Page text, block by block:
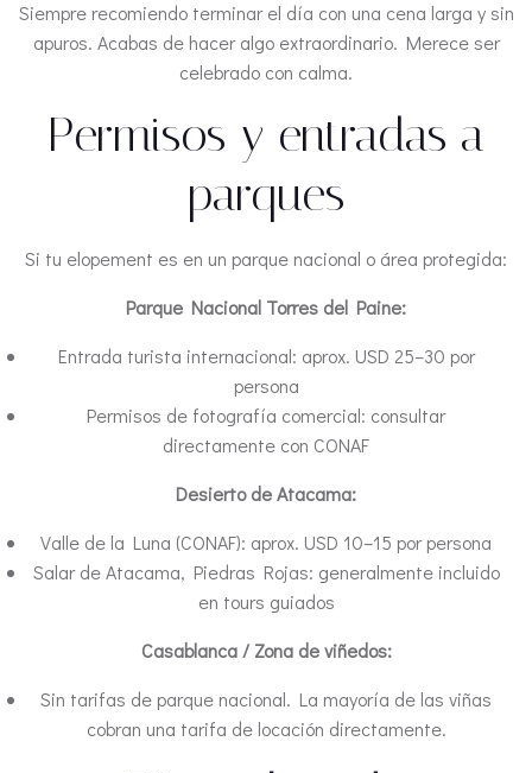
Siempre recomiendo terminar el día con una cena larga y sin
apuros. Acabas de hacer algo extraordinario. Merece ser
celebrado con calma.
Permisos y entradas a
parques
Si tu elopement es en un parque nacional o área protegida:
Parque Nacional Torres del Paine:
Entrada turista internacional: aprox. USD 25–30 por
persona
Permisos de fotografía comercial: consultar
directamente con CONAF
Desierto de Atacama:
Valle de la Luna (CONAF): aprox. USD 10–15 por persona
Salar de Atacama, Piedras Rojas: generalmente incluido
en tours guiados
Casablanca / Zona de viñedos:
Sin tarifas de parque nacional. La mayoría de las viñas
cobran una tarifa de locación directamente.